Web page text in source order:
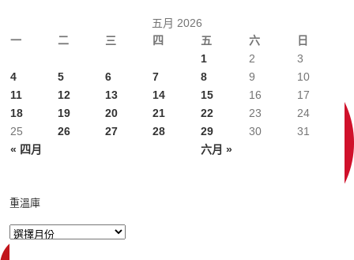
五月 2026
一
二 三 四 五 六 日
« 四月 六月 »
1 2
3
4
5 6 7 8 9
10
11
12 13 14 15 16
17
18
19 20 21 22 23
24
25
26 27 28 29 30 31
重溫庫